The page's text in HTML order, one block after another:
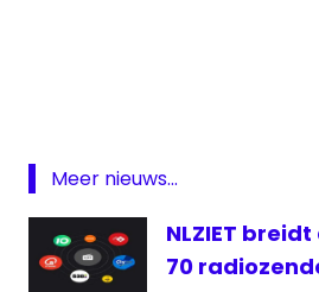
online
Radio
Radio
Meer nieuws...
NLZIET
70